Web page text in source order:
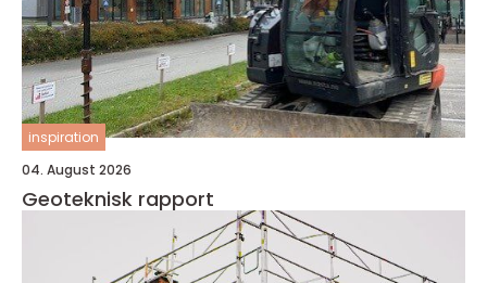
inspiration
04. August 2026
Geoteknisk rapport